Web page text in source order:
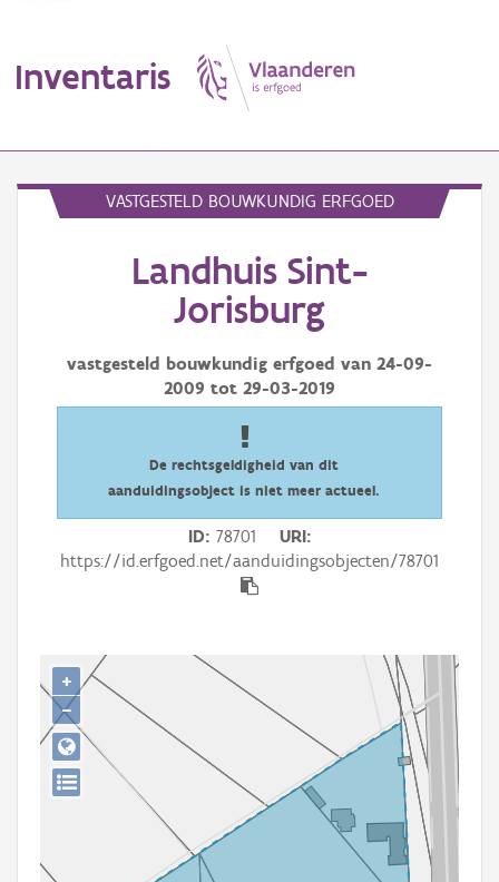
Inventaris
Waarneming
Downloads
VASTGESTELD BOUWKUNDIG ERFGOED
Landhuis Sint-
Jorisburg
vastgesteld bouwkundig erfgoed van 24-09-
2009 tot 29-03-2019
De rechtsgeldigheid van dit
aanduidingsobject is niet meer actueel.
ID 78701
URI
https://id.erfgoed.net/aanduidingsobjecten/78701
+
−